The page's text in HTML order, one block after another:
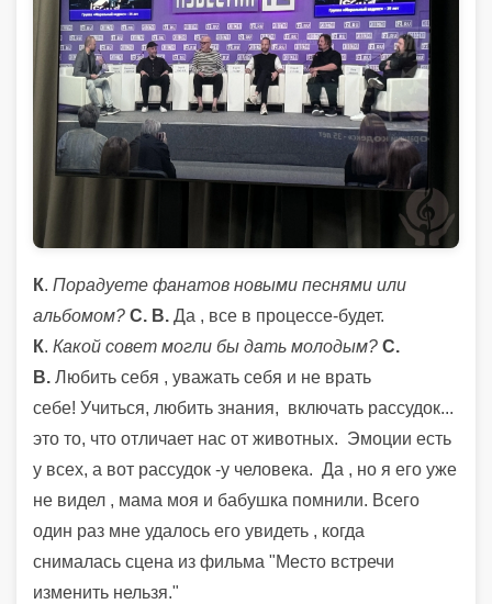
К. Порадуете фанатов новыми песнями или
альбомом? С. В. Да , все в процессе-будет.
К. Какой совет могли бы дать молодым? С.
В. Любить себя , уважать себя и не врать
себе! Учиться, любить знания, включать рассудок...
это то, что отличает нас от животных. Эмоции есть
у всех, а вот рассудок -у человека. Да , но я его уже
не видел , мама моя и бабушка помнили. Всего
один раз мне удалось его увидеть , когда
снималась сцена из фильма "Место встречи
изменить нельзя."